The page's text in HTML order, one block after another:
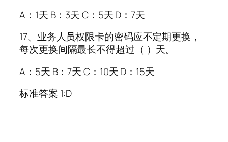
A：1天 B：3天 C：5天 D：7天
17、业务人员权限卡的密码应不定期更换，
每次更换间隔最长不得超过（ ）天。
A：5天 B：7天 C：10天 D：15天
标准答案 1:D